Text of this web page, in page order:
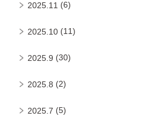
2025.11 (6)
2025.10 (11)
2025.9 (30)
2025.8 (2)
2025.7 (5)